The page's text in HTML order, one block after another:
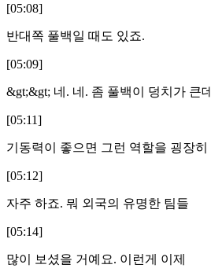
[05:08]
반대쪽 풀백일 때도 있죠.
[05:09]
&gt;&gt; 네. 네. 좀 풀백이 덩치가 큰데
[05:11]
기동력이 좋으면 그런 역할을 굉장히
[05:12]
자주 하죠. 뭐 외국의 유명한 팀들
[05:14]
많이 보셨을 거예요. 이런게 이제